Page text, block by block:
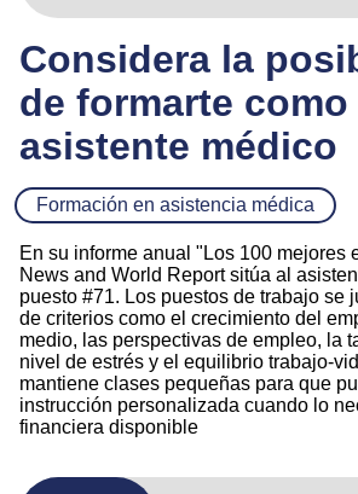
Considera la
de formarte como
asistente médico
Formación en asistencia médica
En su informe anual "Los 100 mejores
News and World Report sitúa al
puesto #71. Los puestos de trabajo se
de criterios como el crecimiento del
medio, las perspectivas de empleo, la
nivel de estrés y el equilibrio trabajo-
mantiene clases pequeñas para que
instrucción personalizada cuando lo
financiera disponible